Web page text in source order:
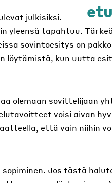
julkisiksi.
yleensä tapahtuu.
sovintoesitys on
löytämistä, kun uutta
olemaan sovittelijaan
voisi aivan
että vain niihin
Jos tästä